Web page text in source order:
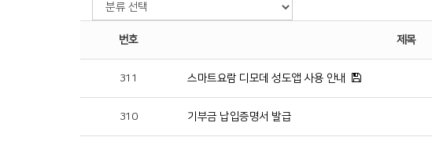
번호 제목
311 스마트요람 디모데 성도앱 사용 안내
310 기부금 납입증명서 발급